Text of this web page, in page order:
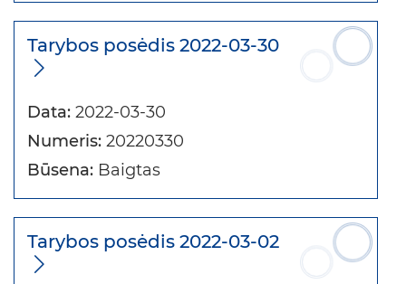
Tarybos posėdis 2022-03-30
Data: 2022-03-30
Numeris: 20220330
Būsena: Baigtas
Tarybos posėdis 2022-03-02